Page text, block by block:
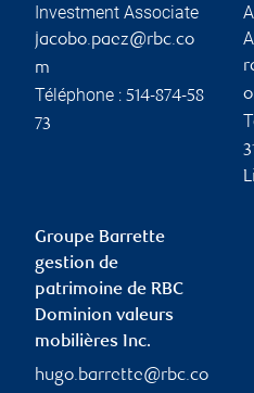
Investment Associate
jacobo.paez@rbc.co
m
Téléphone : 514-874-58
73
Groupe Barrette
gestion de
patrimoine de RBC
Dominion valeurs
mobilières Inc.
hugo.barrette@rbc.co